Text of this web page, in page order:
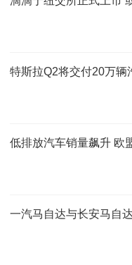
特斯拉Q2将交付20万辆
低排放汽车销量飙升 欧
一汽马自达与长安马自